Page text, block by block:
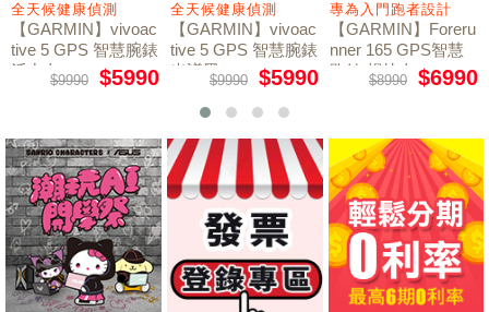
全天候健康偵測
【GARMIN】vivoac
tive 5 GPS 智慧腕錶
活力白
$9990 $5990
全天候健康偵測
【GARMIN】vivoac
tive 5 GPS 智慧腕錶
光譜黑
$9990 $5990
專為入門跑者設計
【GARMIN】Foreru
nner 165 GPS智慧
跑錶 暢快白
$8990 $6990